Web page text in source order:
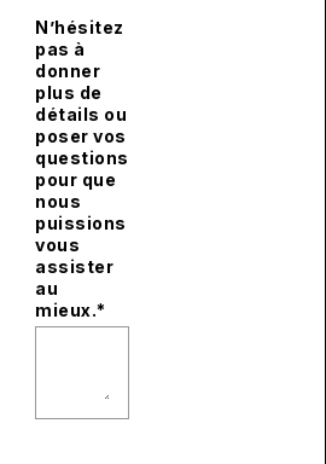
N’hésitez
pas à
donner
plus de
détails ou
poser vos
questions
pour que
nous
puissions
vous
assister
au
mieux.*